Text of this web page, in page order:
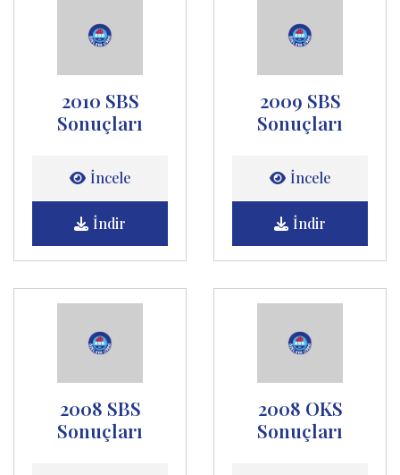
2010 SBS
Sonuçları
İncele
İndir
2009 SBS
Sonuçları
İncele
İndir
2008 SBS
Sonuçları
2008 OKS
Sonuçları